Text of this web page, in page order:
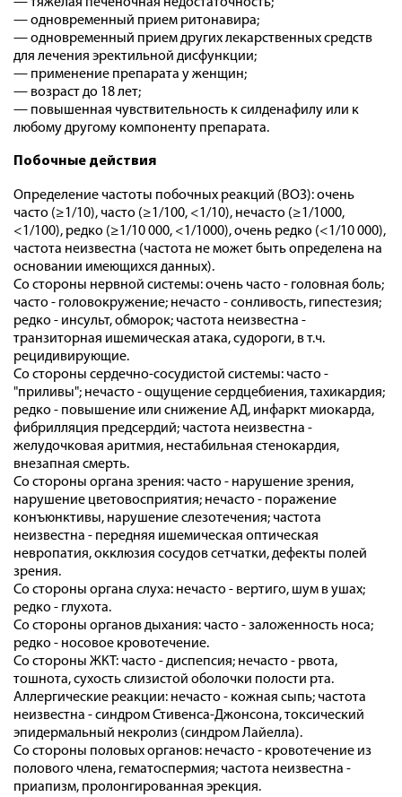
— одновременный прием ритонавира;
— одновременный прием других лекарственных средств
для лечения эректильной дисфункции;
— применение препарата у женщин;
— возраст до 18 лет;
— повышенная чувствительность к силденафилу или к
любому другому компоненту препарата.
Побочные действия
Определение частоты побочных реакций (ВОЗ): очень
часто (≥1/10), часто (≥1/100, <1/10), нечасто (≥1/1000,
<1/100), редко (≥1/10 000, <1/1000), очень редко (<1/10 000),
частота неизвестна (частота не может быть определена на
основании имеющихся данных).
Со стороны нервной системы: очень часто - головная боль;
часто - головокружение; нечасто - сонливость, гипестезия;
редко - инсульт, обморок; частота неизвестна -
транзиторная ишемическая атака, судороги, в т.ч.
рецидивирующие.
Со стороны сердечно-сосудистой системы: часто -
"приливы"; нечасто - ощущение сердцебиения, тахикардия;
редко - повышение или снижение АД, инфаркт миокарда,
фибрилляция предсердий; частота неизвестна -
желудочковая аритмия, нестабильная стенокардия,
внезапная смерть.
Со стороны органа зрения: часто - нарушение зрения,
нарушение цветовосприятия; нечасто - поражение
конъюнктивы, нарушение слезотечения; частота
неизвестна - передняя ишемическая оптическая
невропатия, окклюзия сосудов сетчатки, дефекты полей
зрения.
Со стороны органа слуха: нечасто - вертиго, шум в ушах;
редко - глухота.
Со стороны органов дыхания: часто - заложенность носа;
редко - носовое кровотечение.
Со стороны ЖКТ: часто - диспепсия; нечасто - рвота,
тошнота, сухость слизистой оболочки полости рта.
Аллергические реакции: нечасто - кожная сыпь; частота
неизвестна - синдром Стивенса-Джонсона, токсический
эпидермальный некролиз (синдром Лайелла).
Со стороны половых органов: нечасто - кровотечение из
полового члена, гематоспермия; частота неизвестна -
приапизм, пролонгированная эрекция.